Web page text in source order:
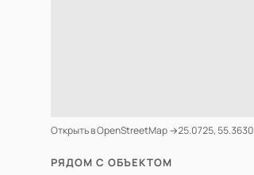
Открыть в OpenStreetMap →25.0725, 55.3630
РЯДОМ С ОБЪЕКТОМ